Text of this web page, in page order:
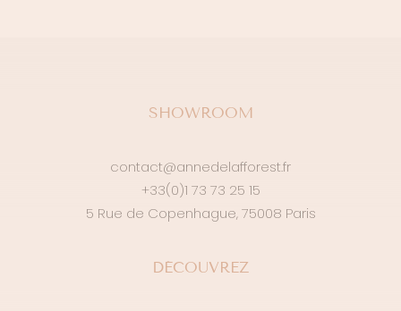
SHOWROOM
contact@annedelafforest.fr
+33(0)1 73 73 25 15
5 Rue de Copenhague, 75008 Paris
DÉCOUVREZ